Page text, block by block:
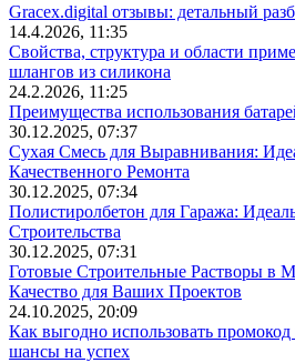
Gracex.digital отзывы: детальный
14.4.2026, 11:35
Свойства, структура и области
шлангов из силикона
24.2.2026, 11:25
Преимущества использования
30.12.2025, 07:37
Сухая Смесь для Выравнивания:
Качественного Ремонта
30.12.2025, 07:34
Полистиролбетон для Гаража:
Строительства
30.12.2025, 07:31
Готовые Строительные Растворы в
Качество для Ваших Проектов
24.10.2025, 20:09
Как выгодно использовать
шансы на успех